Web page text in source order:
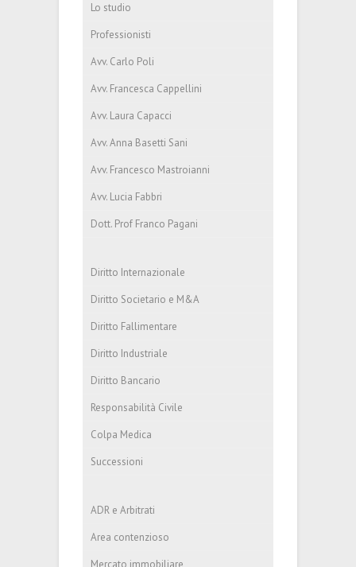
Lo studio
Professionisti
Avv. Carlo Poli
Avv. Francesca Cappellini
Avv. Laura Capacci
Avv. Anna Basetti Sani
Avv. Francesco Mastroianni
Avv. Lucia Fabbri
Dott. Prof Franco Pagani
Diritto Internazionale
Diritto Societario e M&A
Diritto Fallimentare
Diritto Industriale
Diritto Bancario
Responsabilità Civile
Colpa Medica
Successioni
ADR e Arbitrati
Area contenzioso
Mercato immobiliare